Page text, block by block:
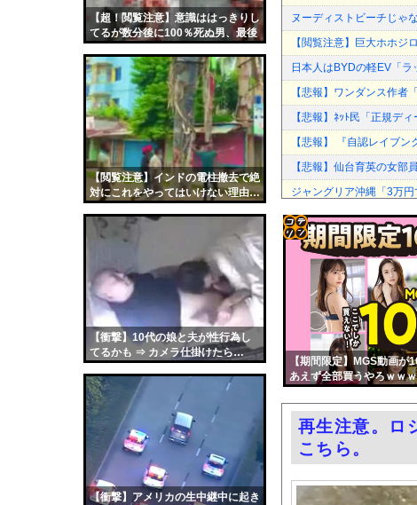
【超！閲覧注意】意識ははっきりし
てるが数分後に100％死ぬ男、最後
【閲覧注意】インドの電柱撤去で絶
対にこれをやってはいけない理由…
【衝撃】10代の娘と夫が性行為し
てるかも ⇒ カメラ仕掛けたら…
【衝撃】アメリカの生中継中に起き
定リ
ンク
自動
更新
ツー
ル
ヌーディストビーチじゃ
【閲覧注意】巨大ホホジ
日本人はBYDの軽EV「
【悲報】ワンダンス作
【悲報】ﾈｯﾄ民「正規デ
【悲報】 『自認レイブ
【悲報】仙台育英の女
ジャングリア沖縄「3万
【巨人対ヤクルト18回戦
【悲報】スマホゲーム会
高市総理「物価上昇を上
お前らがメイドイン韓国
小倉ゆうか（元・小倉優
「BYD RACCOは利便性
【画像】コメ 損切り加
「外国人受け入れ反対」
乳首の立ちっぷりが凄い
【ニュース】 広島記念
エロ漫画『冥婚の花嫁』
路上駐車経験率が過去最
【期間限定】MGS動画が
あえず全部買うやろｗｗ
コテ
ンク
自動
更新
ツー再生注意。ロ
こちら。